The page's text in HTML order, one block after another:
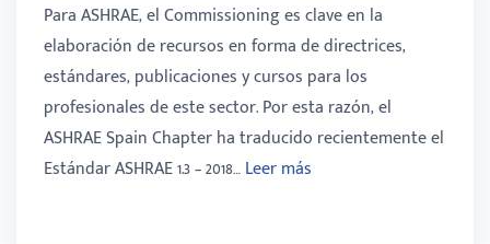
Para ASHRAE, el Commissioning es clave en la
elaboración de recursos en forma de directrices,
estándares, publicaciones y cursos para los
profesionales de este sector. Por esta razón, el
ASHRAE Spain Chapter ha traducido recientemente el
Estándar ASHRAE 1.3 – 2018…Leer más